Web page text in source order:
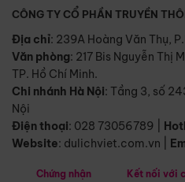
CÔNG TY CỔ PHẦN TRUYỀN
Địa chỉ: 239A Hoàng Văn Thụ,
Văn phòng: 217 Bis Nguyễn Thị
TP. Hồ Chí Minh.
Chi nhánh Hà Nội: Tầng 3, số
Nội
Điện thoại: 028 73056789
Website: dulichviet.com.vn
Chứng nhận Kết nối với